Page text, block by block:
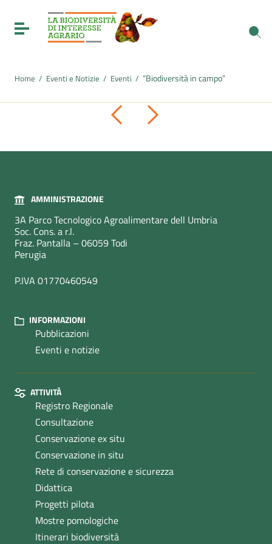
Vai al menu di navigazione
Vai al footer
Toggle navigation
Home / Eventi e Notizie / Eventi / “Biodiversità in campo”
Pagina precedentePagina successiva
AMMINISTRAZIONE
3A Parco Tecnologico Agroalimentare dell Umbria
Soc. Cons. a r.l.
Fraz. Pantalla – 06059 Todi
Perugia
P.IVA 01770460549
INFORMAZIONI
Pubblicazioni
Eventi e notizie
ATTIVITÀ
Registro Regionale
Consultazione
Conservazione ex situ
Conservazione in situ
Rete di conservazione e sicurezza
Didattica
Progetti pilota
Mostre pomologiche
Itinerari biodiversità